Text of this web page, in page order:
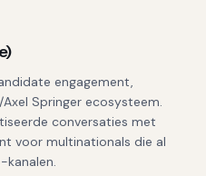
engagement,
Springer ecosysteem.
conversaties met
voor multinationals die al
kanalen.